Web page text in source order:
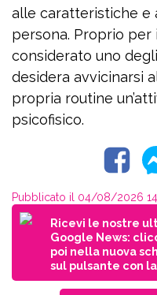
alle caratteristiche e
persona. Proprio per
considerato uno
desidera avvicinarsi
propria routine
psicofisico.
Pubblicato il 04/08/2026
Ricevi le nostre
Google News:
poi nella nuova
sul pulsante con